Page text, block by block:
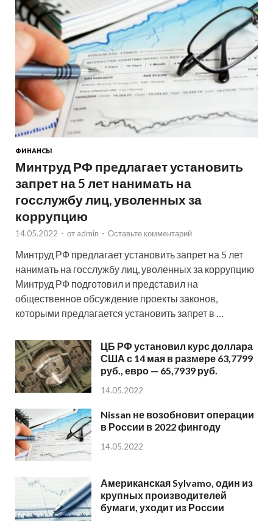
ФИНАНСЫ
Минтруд РФ предлагает установить
запрет на 5 лет нанимать на
госслужбу лиц, уволенных за
коррупцию
14.05.2022 - от admin - Оставьте комментарий
Минтруд РФ предлагает установить запрет на 5 лет
нанимать на госслужбу лиц, уволенных за коррупцию
Минтруд РФ подготовил и представил на
общественное обсуждение проекты законов,
которыми предлагается установить запрет в …
ЦБ РФ установил курс доллара
США с 14 мая в размере 63,7799
руб., евро — 65,7939 руб.
14.05.2022
Nissan не возобновит операции
в России в 2022 фингоду
14.05.2022
Американская Sylvamo, один из
крупных производителей
бумаги, уходит из России